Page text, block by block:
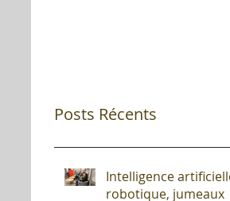
Posts Récents
Intelligence artificielle,
robotique, jumeaux